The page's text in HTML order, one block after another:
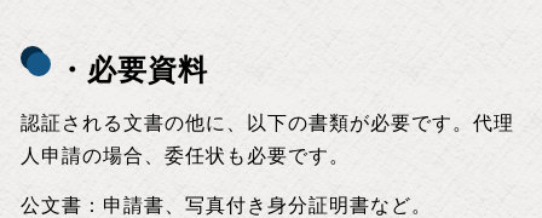
・必要資料
認証される文書の他に、以下の書類が必要です。代理
人申請の場合、委任状も必要です。
公文書：申請書、写真付き身分証明書など。